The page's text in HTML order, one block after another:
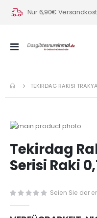
Nur 6,90€
Navigation
TEKIRDAG RAKISI
Zum
der
Bildergalerie
springen
Anfang
der
Bildergalerie
Tekirdag
Serisi Raki
Seien Sie der